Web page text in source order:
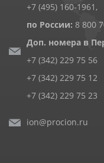
+7 (495) 160-1961 ,
по России: 8 800
Доп. номера в
+7 (342) 229 75 56
+7 (342) 229 75 12
+7 (342) 229 75 23
ion@procion.ru